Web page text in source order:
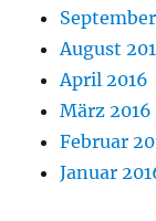
August
April 2016
März 2016
Februar
Januar